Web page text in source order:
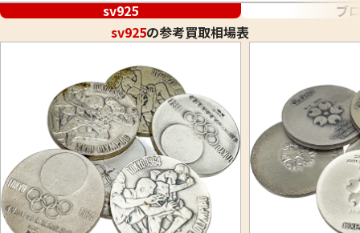
sv925
ブ
sv925の参考買取相場表